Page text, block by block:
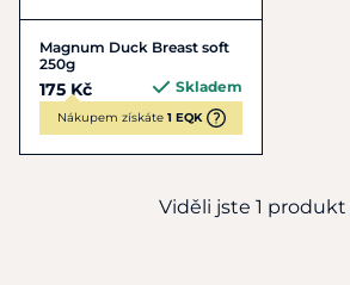
Magnum Duck Breast soft
250g
175 Kč Skladem
Nákupem získáte 1 EQK
Viděli jste 1 produkt